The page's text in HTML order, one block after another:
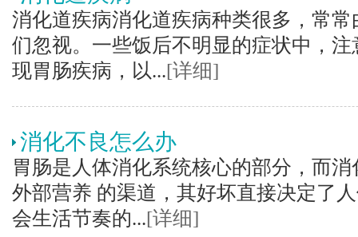
消化道疾病消化道疾病种类很多，常
们忽视。一些饭后不明显的症状中，
现胃肠疾病，以...[详细]
消化不良怎么办
胃肠是人体消化系统核心的部分，而
外部营养 的渠道，其好坏直接决定了
会生活节奏的...[详细]